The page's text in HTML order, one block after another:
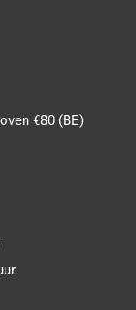
€80 (BE)